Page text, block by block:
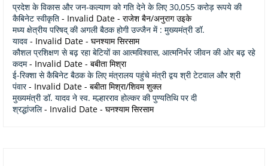
प्रदेश के विकास और जन-कल्याण को गति देने के लिए 30,055 करोड़ रूपये की
कैबिनेट स्वीकृति - Invalid Date - राजेश बैन/अनुराग उइके
मध्य क्षेत्रीय परिषद् की अगली बैठक होगी उज्जैन में : मुख्यमंत्री डॉ.
यादव - Invalid Date - घनश्याम सिरसाम
कौशल प्रशिक्षण से बढ़ रहा बेटियों का आत्मविश्वास, आत्मनिर्भर जीवन की ओर बढ़ रहे
कदम- Invalid Date - बबीता मिश्रा
ई-रिक्शा से कैबिनेट बैठक के लिए मंत्रालय पहुंचे मंत्री द्वय श्री टेटवाल और श्री
पंवार- Invalid Date - बबीता मिश्रा/शिवम शुक्ल
मुख्यमंत्री डॉ. यादव ने स्व. मल्हारराव होल्कर की पुण्यतिथि पर दी
श्रद्धांजलि- Invalid Date - घनश्याम सिरसाम